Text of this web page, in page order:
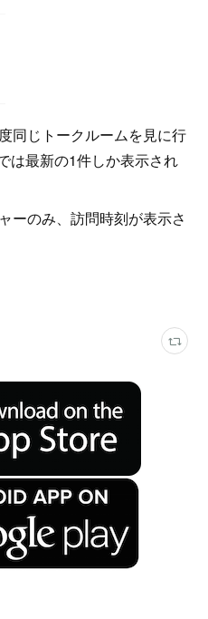
同じトークルームを見に行
は最新の1件しか表示され
ーのみ、訪問時刻が表示さ